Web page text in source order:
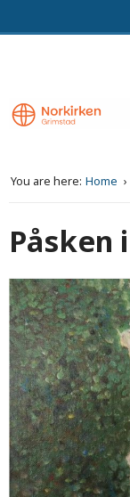
You are here: Home
Påsken